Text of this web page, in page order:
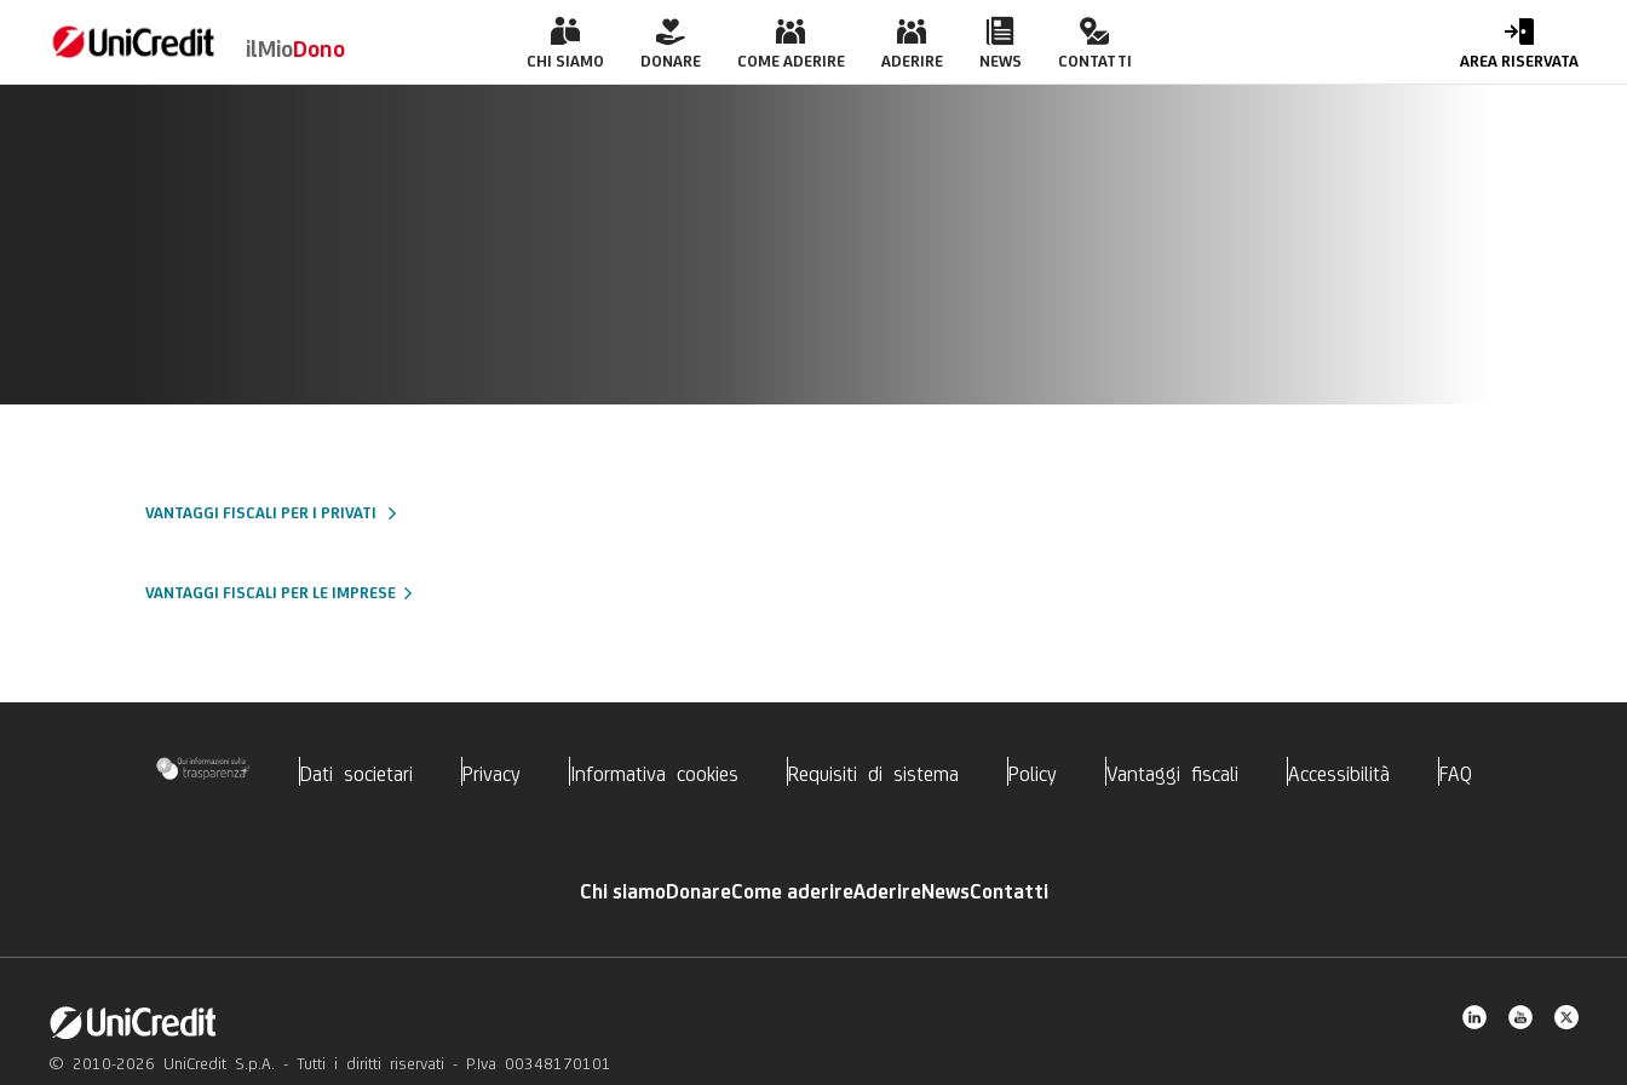
Vantaggi fiscali
ilMioDono CHI SIAMO DONARE COME ADERIRE ADERIRE NEWS CONTATTI AREA RISERVATA
VANTAGGI FISCALI PER I PRIVATI
VANTAGGI FISCALI PER LE IMPRESE
Dati societari Privacy Informativa cookies Requisiti di sistema Policy Vantaggi fiscali Accessibilità FAQ
Chi siamoDonareCome aderireAderireNewsContatti
© 2010-2026 UniCredit S.p.A. - Tutti i diritti riservati - P.Iva 00348170101